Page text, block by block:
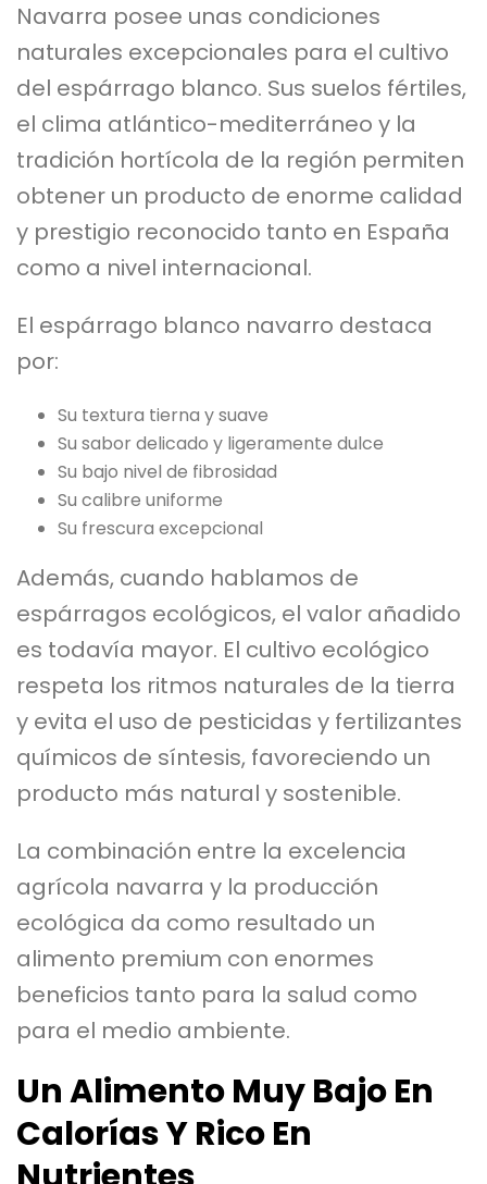
Navarra posee unas condiciones
naturales excepcionales para el cultivo
del espárrago blanco. Sus suelos fértiles,
el clima atlántico-mediterráneo y la
tradición hortícola de la región permiten
obtener un producto de enorme calidad
y prestigio reconocido tanto en España
como a nivel internacional.
El espárrago blanco navarro destaca
por:
Su textura tierna y suave
Su sabor delicado y ligeramente dulce
Su bajo nivel de fibrosidad
Su calibre uniforme
Su frescura excepcional
Además, cuando hablamos de
espárragos ecológicos, el valor añadido
es todavía mayor. El cultivo ecológico
respeta los ritmos naturales de la tierra
y evita el uso de pesticidas y fertilizantes
químicos de síntesis, favoreciendo un
producto más natural y sostenible.
La combinación entre la excelencia
agrícola navarra y la producción
ecológica da como resultado un
alimento premium con enormes
beneficios tanto para la salud como
para el medio ambiente.
Un Alimento Muy Bajo En
Calorías Y Rico En